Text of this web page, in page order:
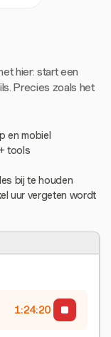
hier: start een
Precies zoals het
en mobiel
tools
bij te houden
uur vergeten wordt
1:24:21